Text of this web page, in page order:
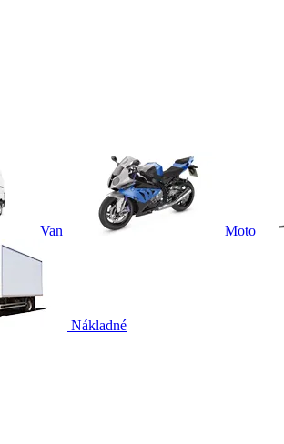
Van Moto
Nákladné